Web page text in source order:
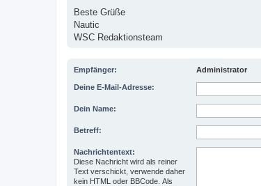
Beste Grüße
Nautic
WSC Redaktionsteam
Empfänger: Administrator
Deine E-Mail-Adresse:
Dein Name:
Betreff:
Nachrichtentext:
Diese Nachricht wird als reiner
Text verschickt, verwende daher
kein HTML oder BBCode. Als